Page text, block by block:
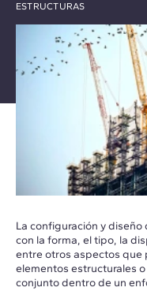
ESTRUCTURAS
La configuración y
con la forma, el tipo, la
entre otros aspectos
elementos estructurales
conjunto dentro de un